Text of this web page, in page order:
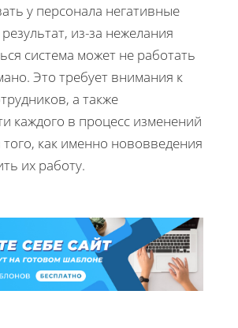
у персонала негативные
из-за нежелания
система может не работать
Это требует внимания к
а также
каждого в процесс изменений
как именно нововведения
их работу.